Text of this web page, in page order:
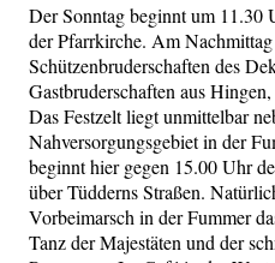
Der Sonntag beginnt um 11.30
der Pfarrkirche. Am
Schützenbruderschaften des
Gastbruderschaften aus
Das Festzelt liegt unmittelbar
Nahversorgungsgebiet in der
beginnt hier gegen 15.00 Uhr
über Tüdderns Straßen.
Vorbeimarsch in der Fummer
Tanz der Majestäten und der